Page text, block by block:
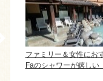
ファミリー＆女性にお
Faのシャワーが嬉しい